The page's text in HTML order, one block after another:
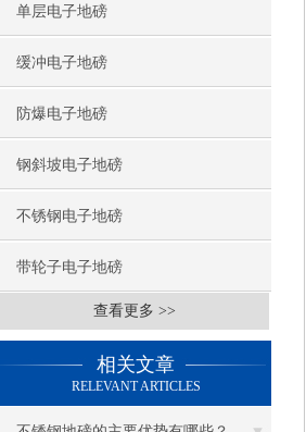
单层电子地磅
缓冲电子地磅
防爆电子地磅
钢斜坡电子地磅
不锈钢电子地磅
带轮子电子地磅
查看更多 >>
相关文章
RELEVANT ARTICLES